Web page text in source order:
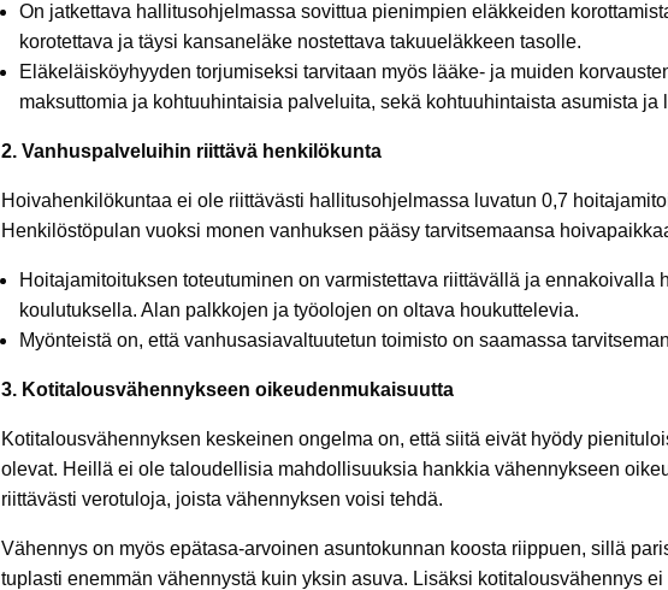
On jatkettava hallitusohjelmassa sovittua pienimpien eläkkeiden
korotettava ja täysi kansaneläke nostettava takuueläkkeen tasolle.
Eläkeläisköyhyyden torjumiseksi tarvitaan myös lääke- ja muiden
maksuttomia ja kohtuuhintaisia palveluita, sekä kohtuuhintaista asumista ja
2. Vanhuspalveluihin riittävä henkilökunta
Hoivahenkilökuntaa ei ole riittävästi hallitusohjelmassa luvatun 0,7
Henkilöstöpulan vuoksi monen vanhuksen pääsy tarvitsemaansa
Hoitajamitoituksen toteutuminen on varmistettava riittävällä ja ennakoivalla
koulutuksella. Alan palkkojen ja työolojen on oltava houkuttelevia.
Myönteistä on, että vanhusasiavaltuutetun toimisto on saamassa
3. Kotitalousvähennykseen oikeudenmukaisuutta
Kotitalousvähennyksen keskeinen ongelma on, että siitä eivät hyödy
olevat. Heillä ei ole taloudellisia mahdollisuuksia hankkia vähennykseen
riittävästi verotuloja, joista vähennyksen voisi tehdä.
Vähennys on myös epätasa-arvoinen asuntokunnan koosta riippuen, sillä
tuplasti enemmän vähennystä kuin yksin asuva. Lisäksi kotitalousvähennys